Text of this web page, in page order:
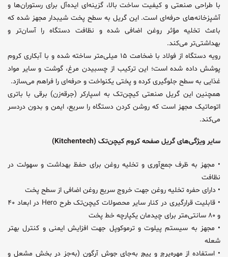
با طراحی صنعتی و کیفیت ساخت بالا، گزینه‌ای ایده‌آل برای رستوران‌ها و
آشپزخانه‌های حرفه‌ای است. این گریل به سطح پخت شیبدار مجهز شده که
باعث تخلیه مؤثر روغن اضافی شده و نظافت دستگاه را آسان‌تر و
بهداشتی‌تر می‌کند.
رویه دستگاه از فولاد با ضخامت ۱۵ میلی‌متر ساخته شده و با آبکاری کروم
پوشش داده شده است؛ این ترکیب از چسبیدن مرغ، گوشت و سایر مواد
غذایی به سطح جلوگیری کرده و پختی یکنواخت و حرفه‌ای را فراهم می‌سازد.
همچنین این گریل صنعتی کیچن‌تک به اسپارکر (جرقه‌زن) برقی با باتری
اتوماتیک مجهز است که روشن کردن دستگاه را سریع، ایمن و بدون دردسر
می‌کند.
سایر ویژگی‌های گریل صفحه کروم کیچن‌تک (Kitchentech)
• مجهز به ظرف جمع‌آوری و تخلیه روغن برای حفظ بهداشت و سهولت در
نظافت
• دارای حفره تخلیه روغن جهت خروج سریع روغن اضافی از سطح پخت
• قابلیت قرارگیری در کنار سایر محصولات کیچن‌تک طرح Hero در ابعاد ۴۰
و ۸۰ سانتی‌متر برای چیدمان یکپارچه خط پخت
• مجهز به سیستم پیلوت و ترموکوپل جهت افزایش ایمنی و کنترل بهتر
شعله
• استفاده از مهره‌پرچ و پیچ به‌جای جوش آرگون (به‌جز در بخش مشعل و